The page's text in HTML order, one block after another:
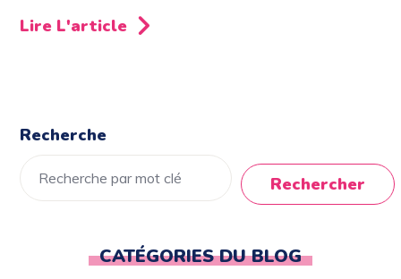
Lire L'article
Recherche
Rechercher
CATÉGORIES DU BLOG